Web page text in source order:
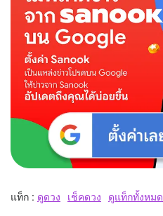
แท็ก : ดูดวง เช็คดวง ดูแท็กทั้งหมด